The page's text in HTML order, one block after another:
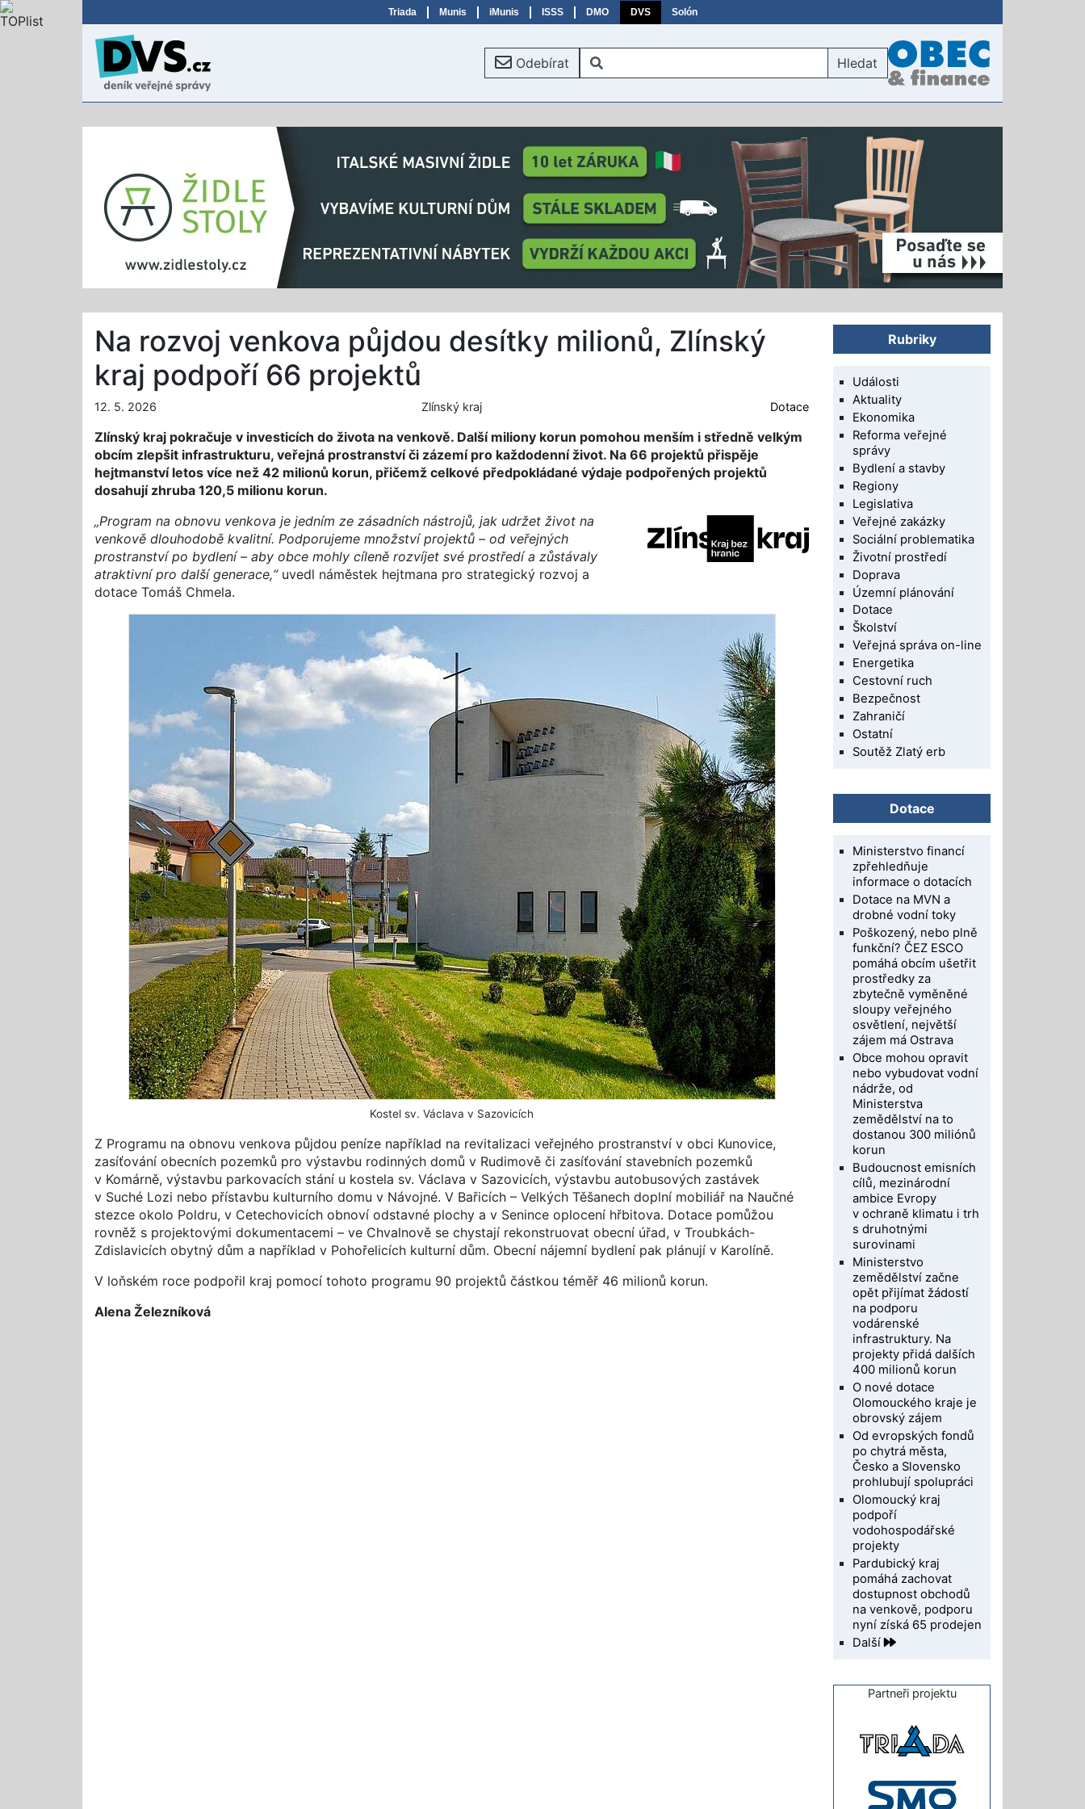
Triada Munis iMunis ISSS DMO DVS Solón
Odebírat Hledat
Na rozvoj venkova půjdou desítky milionů, Zlínský
kraj podpoří 66 projektů
12. 5. 2026 Zlínský kraj Dotace
Zlínský kraj pokračuje v investicích do života na venkově. Další miliony korun pomohou menším i středně velkým
obcím zlepšit infrastrukturu, veřejná prostranství či zázemí pro každodenní život. Na 66 projektů přispěje
hejtmanství letos více než 42 milionů korun, přičemž celkové předpokládané výdaje podpořených projektů
dosahují zhruba 120,5 milionu korun.
„Program na obnovu venkova je jedním ze zásadních nástrojů, jak udržet život na
venkově dlouhodobě kvalitní. Podporujeme množství projektů – od veřejných
prostranství po bydlení – aby obce mohly cíleně rozvíjet své prostředí a zůstávaly
atraktivní pro další generace,“uvedl náměstek hejtmana pro strategický rozvoj a
dotace Tomáš Chmela.
Kostel sv. Václava v Sazovicích
Z Programu na obnovu venkova půjdou peníze například na revitalizaci veřejného prostranství v obci Kunovice,
zasíťování obecních pozemků pro výstavbu rodinných domů v Rudimově či zasíťování stavebních pozemků
v Komárně, výstavbu parkovacích stání u kostela sv. Václava v Sazovicích, výstavbu autobusových zastávek
v Suché Lozi nebo přístavbu kulturního domu v Návojné. V Bařicích – Velkých Těšanech doplní mobiliář na Naučné
stezce okolo Poldru, v Cetechovicích obnoví odstavné plochy a v Senince oplocení hřbitova. Dotace pomůžou
rovněž s projektovými dokumentacemi – ve Chvalnově se chystají rekonstruovat obecní úřad, v Troubkách-
Zdislavicích obytný dům a například v Pohořelicích kulturní dům. Obecní nájemní bydlení pak plánují v Karolíně.
V loňském roce podpořil kraj pomocí tohoto programu 90 projektů částkou téměř 46 milionů korun.
Alena Železníková
Rubriky
Události
Aktuality
Ekonomika
Reforma veřejné
správy
Bydlení a stavby
Regiony
Legislativa
Veřejné zakázky
Sociální problematika
Životní prostředí
Doprava
Územní plánování
Dotace
Školství
Veřejná správa on-line
Energetika
Cestovní ruch
Bezpečnost
Zahraničí
Ostatní
Soutěž Zlatý erb
Dotace
Ministerstvo financí
zpřehledňuje
informace o dotacích
Dotace na MVN a
drobné vodní toky
Poškozený, nebo plně
funkční? ČEZ ESCO
pomáhá obcím ušetřit
prostředky za
zbytečně vyměněné
sloupy veřejného
osvětlení, největší
zájem má Ostrava
Obce mohou opravit
nebo vybudovat vodní
nádrže, od
Ministerstva
zemědělství na to
dostanou 300 miliónů
korun
Budoucnost emisních
cílů, mezinárodní
ambice Evropy
v ochraně klimatu i trh
s druhotnými
surovinami
Ministerstvo
zemědělství začne
opět přijímat žádostí
na podporu
vodárenské
infrastruktury. Na
projekty přidá dalších
400 milionů korun
O nové dotace
Olomouckého kraje je
obrovský zájem
Od evropských fondů
po chytrá města,
Česko a Slovensko
prohlubují spolupráci
Olomoucký kraj
podpoří
vodohospodářské
projekty
Pardubický kraj
pomáhá zachovat
dostupnost obchodů
na venkově, podporu
nyní získá 65 prodejen
Další
Partneři projektu